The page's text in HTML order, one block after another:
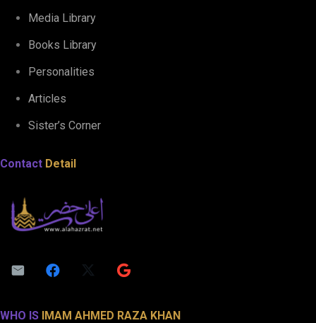
Media Library
Books Library
Personalities
Articles
Sister’s Corner
Contact Detail
WHO IS IMAM AHMED RAZA KHAN